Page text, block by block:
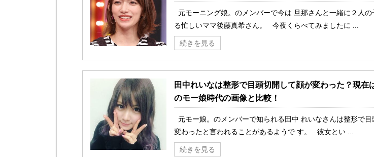
元モーニング娘。のメンバーで今は 旦那さんと一緒に２人
る忙しいママ後藤真希さん。 今夜くらべてみましたに ...
続きを見る
田中れいなは整形で目頭切開して顔が変わった？現在
のモー娘時代の画像と比較！
元モー娘。のメンバーで知られる田中 れいなさんは整形で
変わったと言われることがあるようで す。 彼女とい ...
続きを見る